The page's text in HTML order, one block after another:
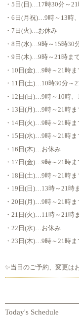
・5日(日)…17時30分～21
・6日(月祝)…9時～13時
・7日(火)…お休み
・8日(水)…9時～15時30
・9日(木)…9時～21時ま
・10日(金)…9時～21時ま
・11日(土)…10時30分～
・12日(日)…9時～10時
・13日(月)…9時～21時ま
・14日(火)…9時～21時ま
・15日(水)…9時～21時ま
・16日(木)…お休み
・17日(金)…9時～21時ま
・18日(土)…9時～21時ま
・19日(日)…13時～21時
・20日(月)…9時～21時ま
・21日(火)…11時～21時
・22日(水)…お休み
・23日(木)…9時～21時ま
✨当日のご予約、変更は
Today's Schedule